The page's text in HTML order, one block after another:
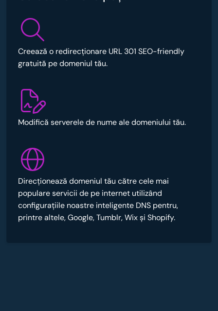
Creează o redirecționare URL 301 SEO-friendly
gratuită pe domeniul tău.
Modifică serverele de nume ale domeniului tău.
Direcționează domeniul tău către cele mai
populare servicii de pe internet utilizând
configurațiile noastre inteligente DNS pentru,
printre altele, Google, Tumblr, Wix și Shopify.